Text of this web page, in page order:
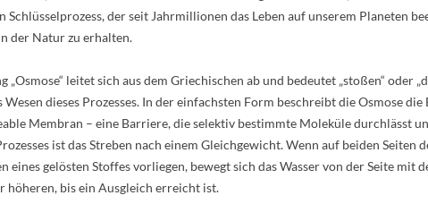
Schlüsselprozess, der seit Jahrmillionen das Leben auf unserem Planeten
der Natur zu erhalten.
„Osmose“ leitet sich aus dem Griechischen ab und bedeutet „stoßen“ oder
Wesen dieses Prozesses. In der einfachsten Form beschreibt die Osmose
Membran – eine Barriere, die selektiv bestimmte Moleküle durchlässt
ist das Streben nach einem Gleichgewicht. Wenn auf beiden
eines gelösten Stoffes vorliegen, bewegt sich das Wasser von der Seite mit
höheren, bis ein Ausgleich erreicht ist.